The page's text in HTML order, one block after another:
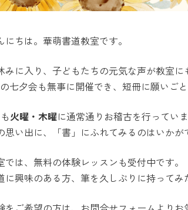
にちは。華萌書道教室です。
みに入り、子どもたちの元気な声が教室に
七夕会も無事に開催でき、短冊に願いご
火曜・木曜に通常通りお稽古を行っていま
思い出に、「書」にふれてみるのはいかが
では、無料の体験レッスンも受付中です。
に興味のある方、筆を久しぶりに持ってみ